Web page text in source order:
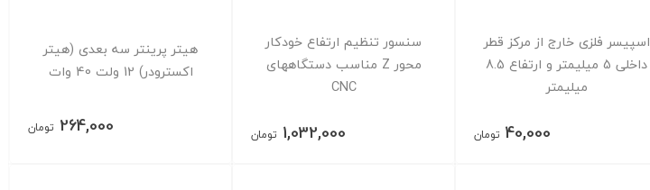
اسپیسر فلزی خارج از مرکز قطر
داخلی 5 میلیمتر و ارتفاع 8.5
میلیمتر
40,000 تومان
سنسور تنظیم ارتفاع خودکار
محور Z مناسب دستگاههای
CNC
1,032,000 تومان
هیتر پرینتر سه بعدی (هیتر
اکسترودر) 12 ولت 40 وات
264,000 تومان